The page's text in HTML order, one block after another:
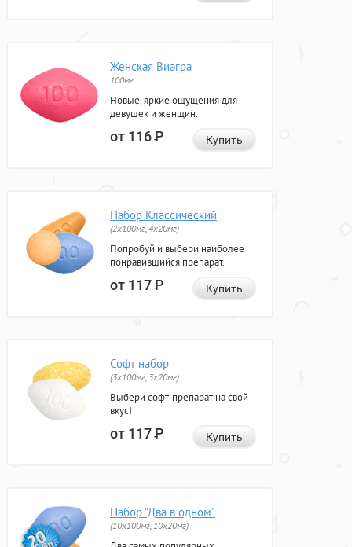
Женская Виагра
100мг
Новые, яркие ощущения для
девушек и женщин.
от 116Р Купить
Набор Классический
(2x100мг, 4x20мг)
Попробуй и выбери наиболее
понравившийся препарат.
от 117Р Купить
Софт набор
(3x100мг, 3x20мг)
Выбери софт-препарат на свой
вкус!
от 117Р Купить
Набор "Два в одном"
(10x100мг, 10x20мг)